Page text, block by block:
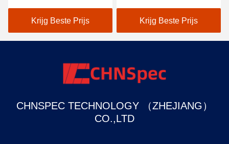
JJG 696 van Mini Gloss
Meter Blue ISO 2813 20°
60° 85°
Krijg Beste Prijs
Mini Polijst Meter Verven
en Vernissen CS-380
Krijg Beste Prijs
CHNSPEC TECHNOLOGY （ZHEJIANG）
CO.,LTD